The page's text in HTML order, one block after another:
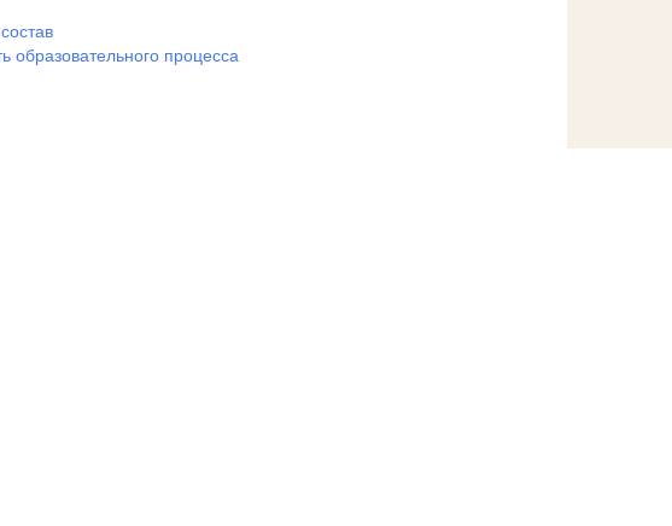
образовательного процесса